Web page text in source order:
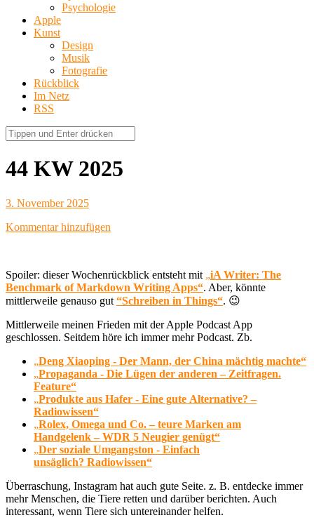
Psychologie
Apple
Kunst
Design
Musik
Fotografie
Rückblick
Im Netz
RSS
44 KW 2025
3. November 2025
Kommentar hinzufügen
Spoiler: dieser Wochenrückblick entsteht mit „iA Writer: The
Benchmark of Markdown Writing Apps“. Aber, könnte
mittlerweile genauso gut “Schreiben in Things“. 😉
Mittlerweile meinen Frieden mit der Apple Podcast App
geschlossen. Seitdem höre ich immer mehr Podcast. Zb.
„Deng Xiaoping - Der Mann, der China mächtig machte“
„Propaganda - Die Lügen der anderen – Zeitfragen.
Feature“
„Produkte aus Hafer - Eine gute Alternative? –
Radiowissen“
„Rolex, Omega und Co. – teure Marken am
Handgelenk – WDR 5 Neugier genügt“
„Der soziale Umgangston - Einfach
unsäglich? Radiowissen“
Überraschung, Instagram hat auch gute Seite. z. B. entdecke immer
mehr Menschen, die Tiere retten und darüber berichten. Auch
interessant, wenn Tiere sich untereinander helfen.